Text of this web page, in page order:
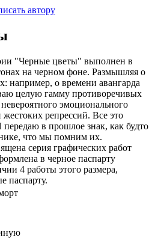
автору
"Черные цветы" выполнен в
на черном фоне. Размышляя о
например, о времени авангарда
целую гамму противоречивых
эмоционального
репрессий. Все это
в прошлое знак, как будто
что мы помним их.
серия графических работ
в черное паспарту
4 работы этого размера,
паспарту.